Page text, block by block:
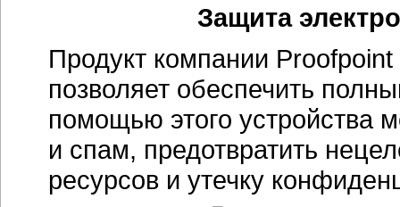
Защита
Продукт компании
позволяет обеспечить
помощью этого устройства
и спам, предотвратить
ресурсов и утечку